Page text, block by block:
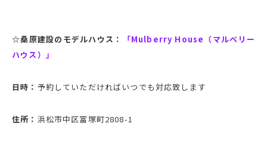
☆桑原建設のモデルハウス：
「Mulberry House（マルベリー
ハウス）」
日時： 予約していただければいつでも対応致します
住所： 浜松市中区富塚町2808-1